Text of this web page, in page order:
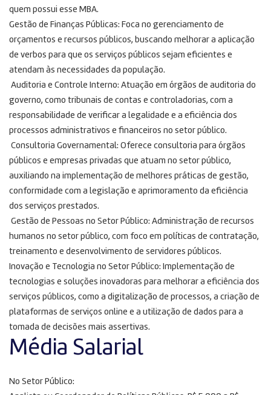
quem possui esse MBA.
Gestão de Finanças Públicas: Foca no gerenciamento de
orçamentos e recursos públicos, buscando melhorar a aplicação
de verbos para que os serviços públicos sejam eficientes e
atendam às necessidades da população.
Auditoria e Controle Interno: Atuação em órgãos de auditoria do
governo, como tribunais de contas e controladorias, com a
responsabilidade de verificar a legalidade e a eficiência dos
processos administrativos e financeiros no setor público.
Consultoria Governamental: Oferece consultoria para órgãos
públicos e empresas privadas que atuam no setor público,
auxiliando na implementação de melhores práticas de gestão,
conformidade com a legislação e aprimoramento da eficiência
dos serviços prestados.
Gestão de Pessoas no Setor Público: Administração de recursos
humanos no setor público, com foco em políticas de contratação,
treinamento e desenvolvimento de servidores públicos.
Inovação e Tecnologia no Setor Público: Implementação de
tecnologias e soluções inovadoras para melhorar a eficiência dos
serviços públicos, como a digitalização de processos, a criação de
plataformas de serviços online e a utilização de dados para a
tomada de decisões mais assertivas.
Média Salarial
No Setor Público: